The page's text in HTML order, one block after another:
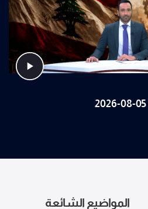
المواضيع الشائعة